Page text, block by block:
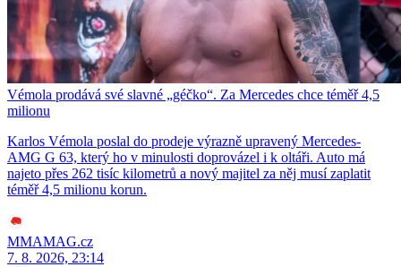
Vémola prodává své slavné „géčko“. Za Mercedes chce téměř 4,5
milionu
Karlos Vémola poslal do prodeje výrazně upravený Mercedes-
AMG G 63, který ho v minulosti doprovázel i k oltáři. Auto má
najeto přes 262 tisíc kilometrů a nový majitel za něj musí zaplatit
téměř 4,5 milionu korun.
MMAMAG.cz
7. 8. 2026, 23:14